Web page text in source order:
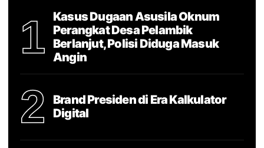
1
Kasus Dugaan Asusila Oknum
Perangkat Desa Pelambik
Berlanjut, Polisi Diduga Masuk
Angin
2
Brand Presiden di Era Kalkulator
Digital